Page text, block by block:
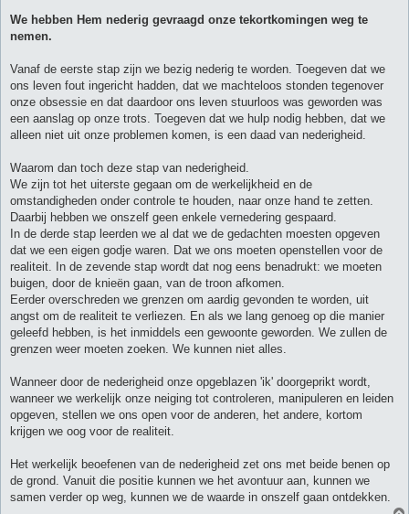
h
We hebben Hem nederig gevraagd onze tekortkomingen weg te
nemen.
Vanaf de eerste stap zijn we bezig nederig te worden. Toegeven dat we
ons leven fout ingericht hadden, dat we machteloos stonden tegenover
onze obsessie en dat daardoor ons leven stuurloos was geworden was
een aanslag op onze trots. Toegeven dat we hulp nodig hebben, dat we
alleen niet uit onze problemen komen, is een daad van nederigheid.
Waarom dan toch deze stap van nederigheid.
We zijn tot het uiterste gegaan om de werkelijkheid en de
omstandigheden onder controle te houden, naar onze hand te zetten.
Daarbij hebben we onszelf geen enkele vernedering gespaard.
In de derde stap leerden we al dat we de gedachten moesten opgeven
dat we een eigen godje waren. Dat we ons moeten openstellen voor de
realiteit. In de zevende stap wordt dat nog eens benadrukt: we moeten
buigen, door de knieën gaan, van de troon afkomen.
Eerder overschreden we grenzen om aardig gevonden te worden, uit
angst om de realiteit te verliezen. En als we lang genoeg op die manier
geleefd hebben, is het inmiddels een gewoonte geworden. We zullen de
grenzen weer moeten zoeken. We kunnen niet alles.
Wanneer door de nederigheid onze opgeblazen 'ik' doorgeprikt wordt,
wanneer we werkelijk onze neiging tot controleren, manipuleren en leiden
opgeven, stellen we ons open voor de anderen, het andere, kortom
krijgen we oog voor de realiteit.
Het werkelijk beoefenen van de nederigheid zet ons met beide benen op
de grond. Vanuit die positie kunnen we het avontuur aan, kunnen we
samen verder op weg, kunnen we de waarde in onszelf gaan ontdekken.